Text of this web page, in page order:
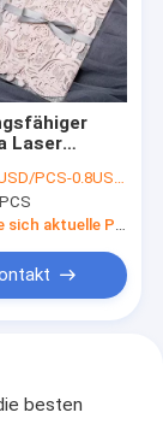
Laser
Familie
PCS-0.8USD/PCS
Holen Sie sich aktuelle Preis
besten